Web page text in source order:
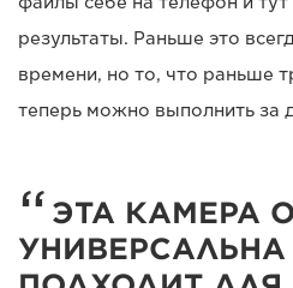
результаты. Раньше это
времени, но то, что раньше
теперь можно выполнить за
ЭТА КАМЕРА